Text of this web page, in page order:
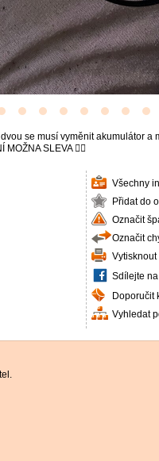
se musí vyměnit akumulátor
SLEVA 👍🏽
Všechny
Přidat do
Označit
Označit
Vytisknout
Sdílejte
Doporučit
Vyhledat